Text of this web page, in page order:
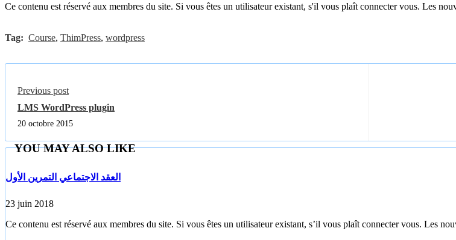
Ce contenu est réservé aux membres du site. Si vous êtes un utilisateur existant, s'il vous plaît connecter vous. Les
Tag: Course, ThimPress, wordpress
Previous post
LMS WordPress plugin
20 octobre 2015
YOU MAY ALSO LIKE
العقد الاجتماعي التمرين الأول
23 juin 2018
Ce contenu est réservé aux membres du site. Si vous êtes un utilisateur existant, s’il vous plaît connecter vous. Les